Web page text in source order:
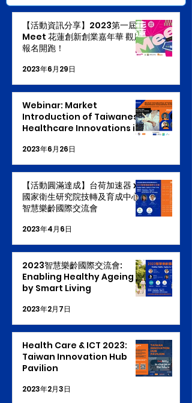
【活動資訊分享】2023第一屆
Meet 花蓮創新創業嘉年華 觀展
報名開跑！
2023年6月29日
Webinar: Market
Introduction of Taiwanese
Healthcare Innovations in
2023年6月26日
【活動圓滿達成】台荷加速器 x
國家衛生研究院技轉及育成中心
智慧樂齡國際交流會
2023年4月6日
2023智慧樂齡國際交流會:
Enabling Healthy Ageing
by Smart Living
2023年2月7日
Health Care & ICT 2023:
Taiwan Innovation Hub
Pavilion
2023年2月3日